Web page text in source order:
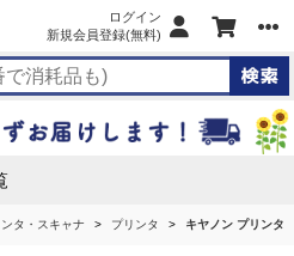
ログイン
新規会員登録(無料)
タ・スキャナ プリンタ キヤノン プリンタ